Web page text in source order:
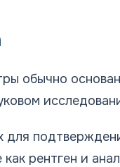
обычно
для
рентген и